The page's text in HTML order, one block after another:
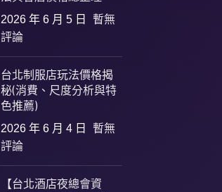
2026 年 6 月 5 日
暫無
評論
台北制服店玩法價格揭
秘(消費、尺度分析與特
色推薦)
2026 年 6 月 4 日
暫無
評論
【台北酒店夜總會資